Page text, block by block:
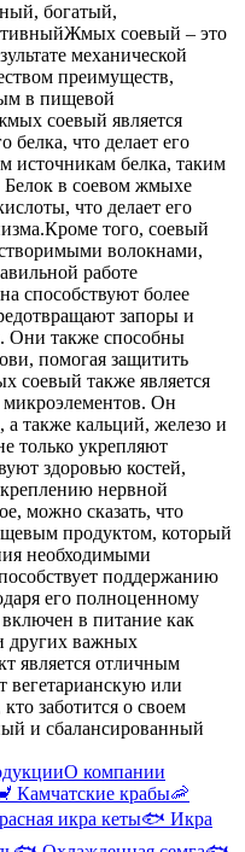
богатый,
Жмых соевый – это
механической
преимуществ,
в пищевой
соевый является
белка, что делает его
источникам белка, таким
в соевом жмыхе
что делает его
Кроме того, соевый
волокнами,
работе
способствуют более
запоры и
Они также способны
помогая защитить
соевый также является
Он
также кальций, железо и
только укрепляют
здоровью костей,
нервной
можно сказать, что
продуктом, который
необходимыми
поддержанию
его полноценному
в питание как
других важных
является отличным
вегетарианскую или
заботится о своем
и сбалансированный
О компании
Камчатские крабы🦐
икра кеты🐟 Икра